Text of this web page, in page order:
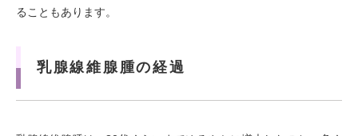
ることもあります。
乳腺線維腺腫の経過